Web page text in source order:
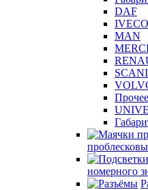
DAF
IVECO
MAN
Прочее
номерного